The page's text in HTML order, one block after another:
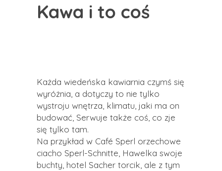
Kawa i to coś
Każda wiedeńska kawiarnia czymś się
wyróżnia, a dotyczy to nie tylko
wystroju wnętrza, klimatu, jaki ma on
budować, Serwuje także coś, co zje
się tylko tam.
Na przykład w Café Sperl orzechowe
ciacho Sperl-Schnitte, Hawelka swoje
buchty, hotel Sacher torcik, ale z tym